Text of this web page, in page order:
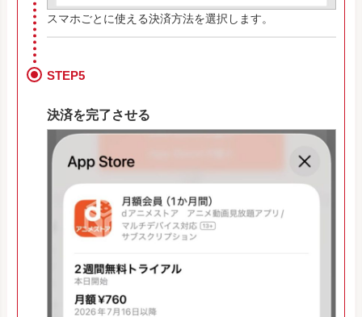
スマホごとに使える決済方法を選択します。
STEP5
決済を完了させる